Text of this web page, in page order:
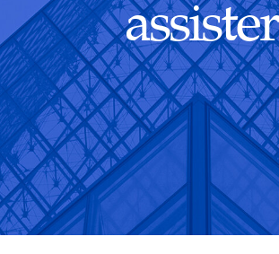
assister